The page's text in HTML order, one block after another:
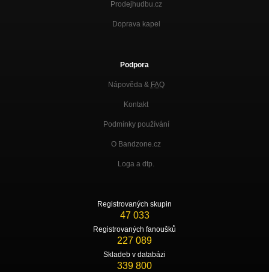
Prodejhudbu.cz
Doprava kapel
Podpora
Nápověda & FAQ
Kontakt
Podmínky používání
O Bandzone.cz
Loga a dtp.
Registrovaných skupin
47 033
Registrovaných fanoušků
227 089
Skladeb v databázi
339 800